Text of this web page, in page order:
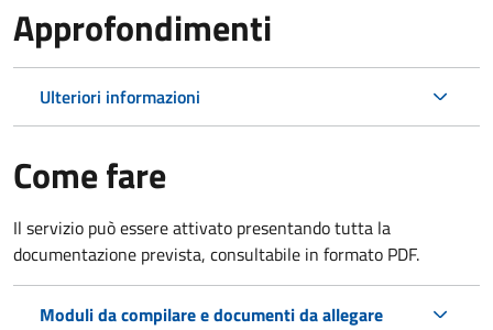
Approfondimenti
Ulteriori informazioni
Come fare
Il servizio può essere attivato presentando tutta la
documentazione prevista, consultabile in formato PDF.
Moduli da compilare e documenti da allegare